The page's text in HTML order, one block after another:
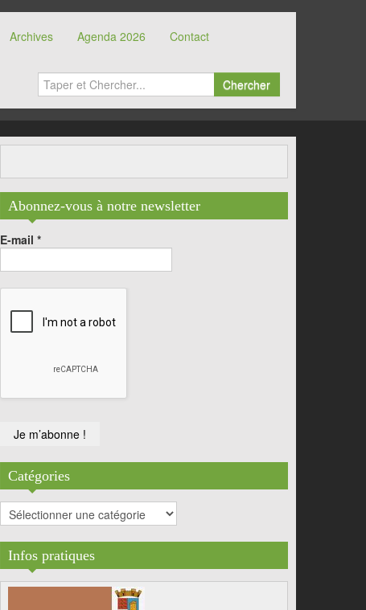
Archives Agenda 2026 Contact
Chercher
Abonnez-vous à notre newsletter
E-mail *
Catégories
Catégories
Infos pratiques